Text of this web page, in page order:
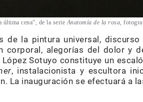
última cena", de la serieAnatomía de la rosa,
de la pintura universal,
corporal, alegorías del dolor y
Sotuyo constituye un
, instalacionista y escultora
La inauguración se efectuará a